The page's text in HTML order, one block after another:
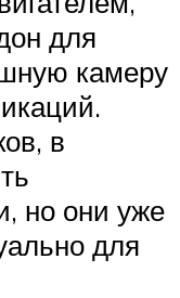
для
камеру
в
но они уже
для